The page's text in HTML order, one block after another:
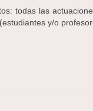
todas las
y/o